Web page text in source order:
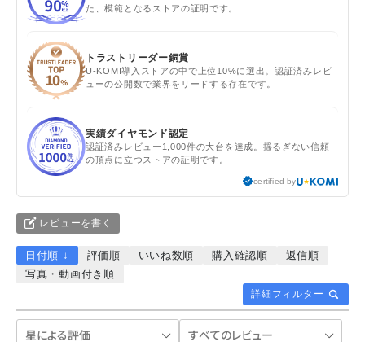
た、模範となるストアの証明です。
トラストリーダー銅賞
U-KOMI導入ストアの中で上位10%に選出。認証済みレビ
ューの公開数で業界をリードする存在です。
実績ダイヤモンド認定
認証済みレビュー1,000件の大台を達成。揺るぎない信頼
の頂点に立つストアの証明です。
certified by
レビューを書く
詳細フィルター
日付順 ↓ 評価順 いいね数順 購入確認順
返信順
写真・動画付き順